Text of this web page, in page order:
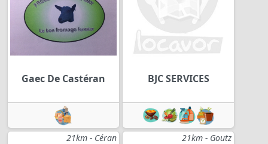
Gaec De Castéran BJC SERVICES
21km - Céran 21km - Goutz